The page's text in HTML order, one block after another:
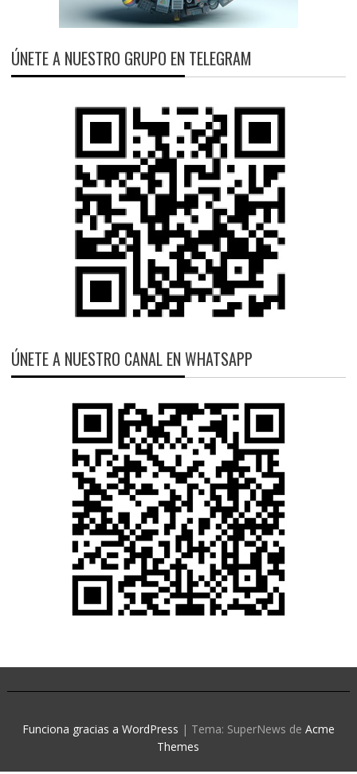
ÚNETE A NUESTRO GRUPO EN TELEGRAM
ÚNETE A NUESTRO CANAL EN WHATSAPP
Funciona gracias a WordPress | Tema: SuperNews de Acme
Themes